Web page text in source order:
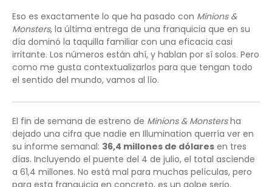
Eso es exactamente lo que ha pasado con Minions &
Monsters, la última entrega de una franquicia que en su
día dominó la taquilla familiar con una eficacia casi
irritante. Los números están ahí, y hablan por sí solos. Pero
como me gusta contextualizarlos para que tengan todo
el sentido del mundo, vamos al lío.
El fin de semana de estreno de Minions & Monstersha
dejado una cifra que nadie en Illumination querría ver en
su informe semanal: 36,4 millones de dólares en tres
días. Incluyendo el puente del 4 de julio, el total asciende
a 61,4 millones. No está mal para muchas películas, pero